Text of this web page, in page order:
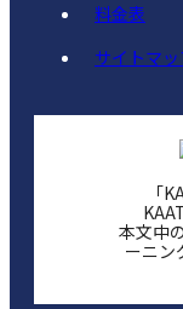
料金表
サイトマ
「
本文中
ーニン